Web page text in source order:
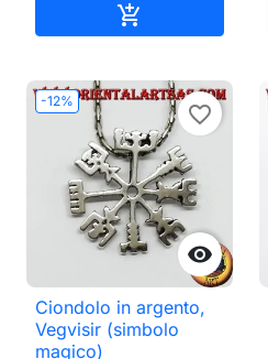

-12%

favorite_border
Ciondolo in argento,
Vegvisir (simbolo
magico)